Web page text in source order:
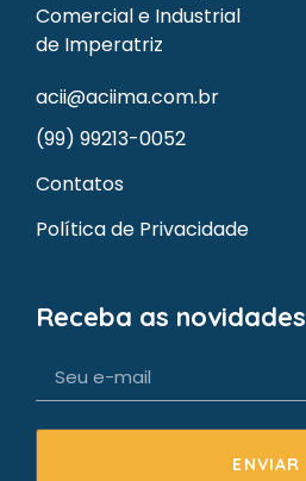
Comercial e Industrial
de Imperatriz
acii@aciima.com.br
(99) 99213-0052
Contatos
Política de Privacidade
Receba as novidades
ENVIAR